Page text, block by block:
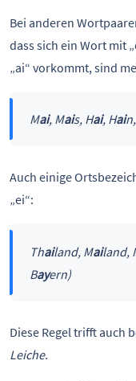
Bei anderen
dass sich ein Wort mit
„ai“ vorkommt, sind
Mai, Mais, Hai, Hai
Auch einige
„ei“:
Thailand, Mailand,
Bayern)
Diese Regel trifft auch
Leiche.